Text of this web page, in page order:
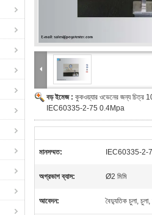
বড় ইমেজ : কুকওয়্যার ওভেনের জন্য চিত্র
IEC60335-2-75 0.4Mpa
মানসম্মত: IEC60335-
অগ্রভাগ ব্যাস: Ø2 মিমি
আবেদন: বৈদ্যুতিক চুলা,